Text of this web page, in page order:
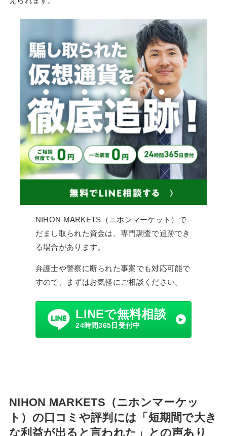
NIHON MARKETS（ニホンマーケット）で
だまし取られた資金は、専門調査で追跡でき
る場合があります。
弁護士や警察に断られた事案でも対応可能で
すので、まずはお気軽にご相談ください。
LINEで無料相談
24時間365日受付中
NIHON MARKETS（ニホンマーケッ
ト）の口コミや評判には「短期間で大き
な利益が出ると言われた」との声あり